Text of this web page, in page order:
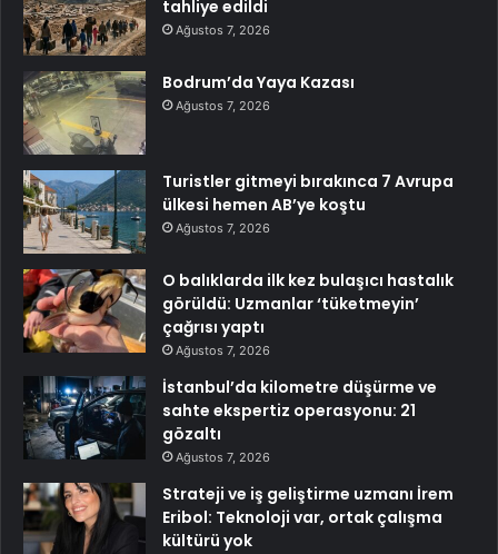
tahliye edildi
Ağustos 7, 2026
Bodrum’da Yaya Kazası
Ağustos 7, 2026
Turistler gitmeyi bırakınca 7 Avrupa
ülkesi hemen AB’ye koştu
Ağustos 7, 2026
O balıklarda ilk kez bulaşıcı hastalık
görüldü: Uzmanlar ‘tüketmeyin’
çağrısı yaptı
Ağustos 7, 2026
İstanbul’da kilometre düşürme ve
sahte ekspertiz operasyonu: 21
gözaltı
Ağustos 7, 2026
Strateji ve iş geliştirme uzmanı İrem
Eribol: Teknoloji var, ortak çalışma
kültürü yok